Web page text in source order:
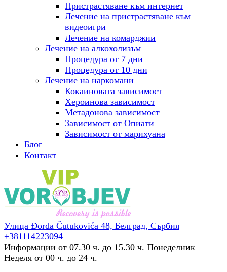
Пристрастяване към интернет
Лечение на пристрастяване към
видеоигри
Лечение на комарджии
Лечение на алкохолизъм
Процедура от 7 дни
Процедура от 10 дни
Лечение на наркомани
Кокаиновата зависимост
Хероинова зависимост
Метадонова зависимост
Зависимост от Опиати
Зависимост от марихуана
Блог
Контакт
Улица Đorđa Čutukovića 48, Белград, Сърбия
+381114223094
Информации от 07.30 ч. до 15.30 ч. Понеделник –
Неделя от 00 ч. до 24 ч.